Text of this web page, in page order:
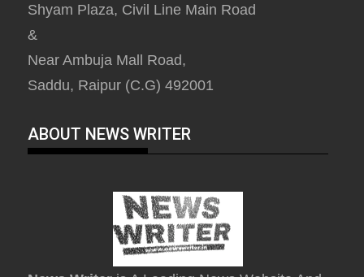
Shyam Plaza, Civil Line Main Road
&
Near Ambuja Mall Road,
Saddu, Raipur (C.G) 492001
ABOUT NEWS WRITER